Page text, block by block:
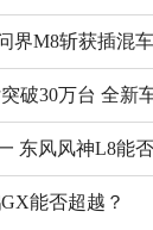
能否超越？